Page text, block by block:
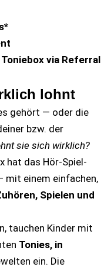
via Referral
lohnt
gehört — oder die
bzw. der
sie sich wirklich?
hat das Hör-Spiel-
mit einem einfachen,
Spielen und
tauchen Kinder mit
Tonies, in
ein. Die